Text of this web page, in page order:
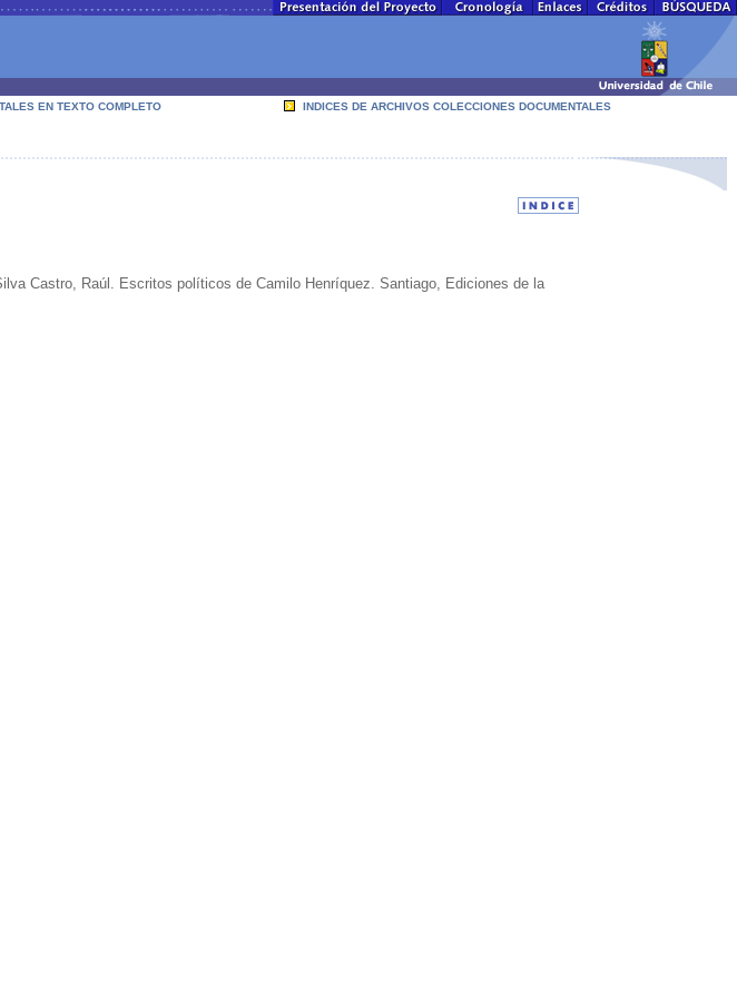
EN TEXTO COMPLETO INDICES DE ARCHIVOS COLECCIONES DOCUMENTALES
Castro, Raúl. Escritos políticos de Camilo Henríquez. Santiago, Ediciones de la